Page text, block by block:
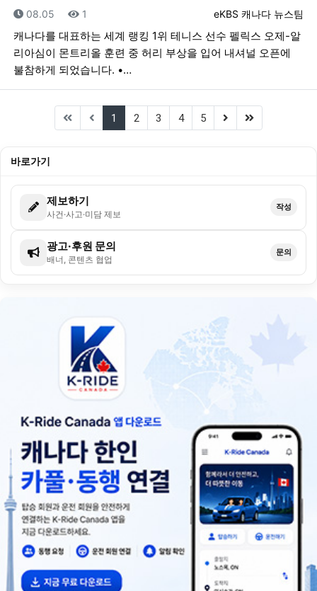
등록자
eKBS 캐나다 뉴스팀
등록일
08.05 조회
1
캐나다를 대표하는 세계 랭킹 1위 테니스 선수 펠릭스 오제-알
리아심이 몬트리올 훈련 중 허리 부상을 입어 내셔널 오픈에
불참하게 되었습니다. •…
1 (current)
2 3 4 5 (next)(last)
바로가기
제보하기
사건·사고·미담 제보
작성
광고·후원 문의
배너, 콘텐츠 협업
문의